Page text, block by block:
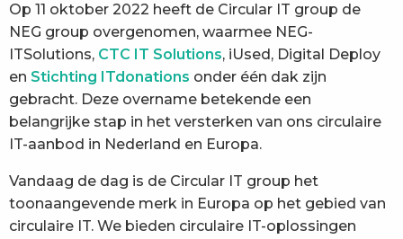
Op 11 oktober 2022 heeft de Circular IT group de
NEG group overgenomen, waarmee NEG-
ITSolutions, CTC IT Solutions, iUsed, Digital Deploy
en Stichting ITdonations onder één dak zijn
gebracht. Deze overname betekende een
belangrijke stap in het versterken van ons circulaire
IT-aanbod in Nederland en Europa.
Vandaag de dag is de Circular IT group het
toonaangevende merk in Europa op het gebied van
circulaire IT. We bieden circulaire IT-oplossingen